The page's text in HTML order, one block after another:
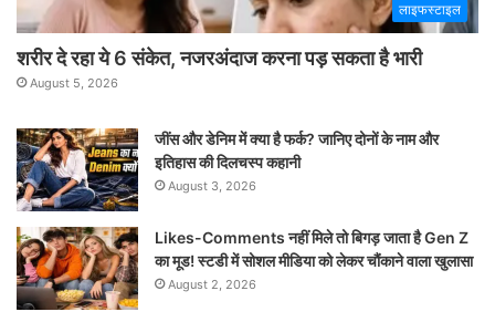
लाइफस्टाइल
शरीर दे रहा ये 6 संकेत, नजरअंदाज करना पड़ सकता है भारी
August 5, 2026
जींस और डेनिम में क्या है फर्क? जानिए दोनों के नाम और
इतिहास की दिलचस्प कहानी
August 3, 2026
Likes-Comments नहीं मिले तो बिगड़ जाता है Gen Z
का मूड! स्टडी में सोशल मीडिया को लेकर चौंकाने वाला खुलासा
August 2, 2026